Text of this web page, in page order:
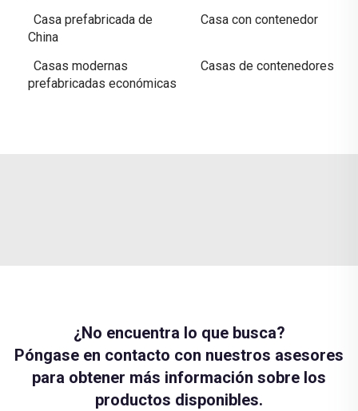
Casa prefabricada de
China
Casa con contenedor
Casas modernas
prefabricadas económicas
Casas de contenedores
¿No encuentra lo que busca?
Póngase en contacto con nuestros asesores
para obtener más información sobre los
productos disponibles.